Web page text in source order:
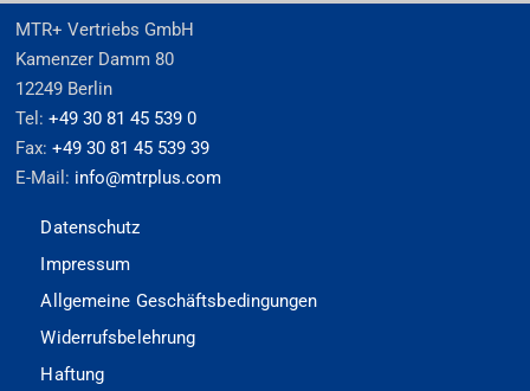
MTR+ Vertriebs GmbH
Kamenzer Damm 80
12249 Berlin
Tel:+49 30 81 45 539 0
Fax:+49 30 81 45 539 39
E-Mail: info@mtrplus.com
Datenschutz
Impressum
Allgemeine Geschäftsbedingungen
Widerrufsbelehrung
Haftung